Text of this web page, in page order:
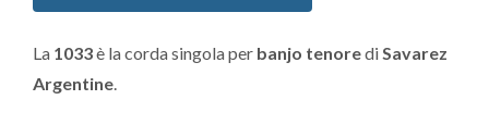
La 1033è la corda singola per banjo tenorediSavarez
Argentine.